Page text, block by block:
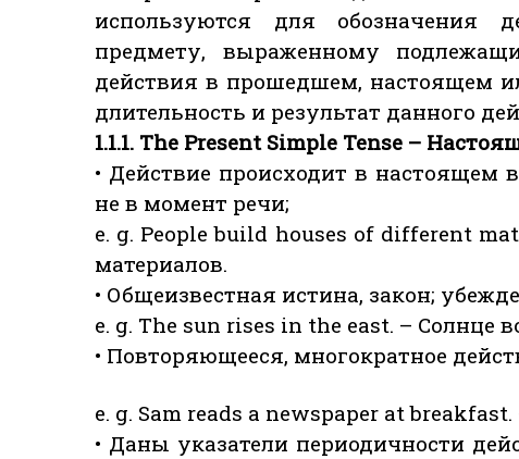
используются для обозначения
предмету, выраженному
действия в прошедшем, настоящем
длительность и результат данного
1.1.1. The Present Simple Tense –
• Действие происходит в
не в момент речи;
e. g. People build houses of different
материалов.
• Общеизвестная истина, закон;
e. g. The sun rises in the east. – Солнце
• Повторяющееся, многократное
e. g. Sam reads a newspaper at
• Даны указатели периодичности